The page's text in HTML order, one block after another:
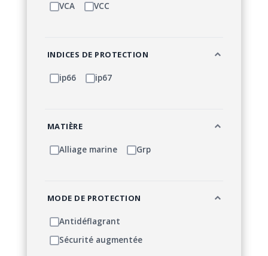
VCA VCC
INDICES DE PROTECTION
ip66 ip67
MATIÈRE
Alliage marine Grp
MODE DE PROTECTION
Antidéflagrant
Sécurité augmentée